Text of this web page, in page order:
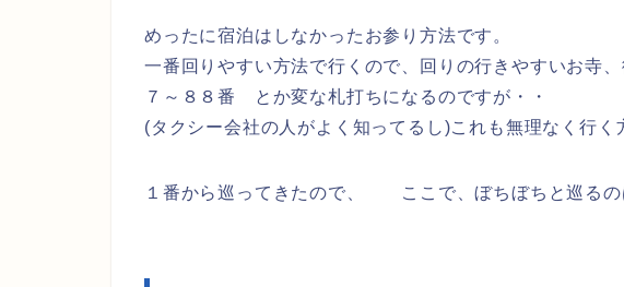
めったに宿泊はしなかったお参り方法です。
一番回りやすい方法で行くので、回りの行きやすいお
７～８８番 とか変な札打ちになるのですが・・
(タクシー会社の人がよく知ってるし)これも無理なく行く
１番から巡ってきたので、 ここで、ぼちぼちと巡るの